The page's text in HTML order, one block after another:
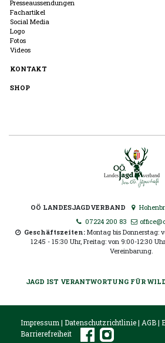
Presseaussendungen
Fachartikel
Social Media
Logo
Fotos
Videos
KONTAKT
SHOP
OÖ LANDESJAGDVERBAND
07224 200 83
Geschäftszeiten: Montag bis Donnerstag:
12:45 - 15:30 Uhr, Freitag: von 9:00-12:30
Vereinbarung.
JAGD IST VERANTWORTUNG FÜR
Impressum | Datenschutzrichtlinie| AGB|
Barrierefreiheit